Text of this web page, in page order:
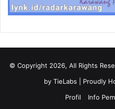
© Copyright 2026, All Rights
by TieLabs | Proudly
Profil
Info